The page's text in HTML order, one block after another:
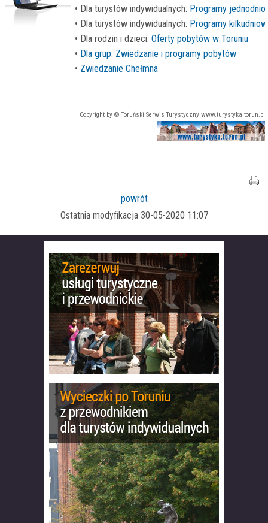
• Dla turystów indywidualnych: Programy
• Dla turystów indywidualnych: Programy
• Dla rodzin i dzieci: Oferty pobytów w Toruniu
• Dla grup: Zwiedzanie i programy pobytów
• Zwiedzanie Chełmna
Copyright by © Toruński Serwis Turystyczny www.turystyka.torun.pl
powrót
Ostatnia modyfikacja 30-05-2020 11:07